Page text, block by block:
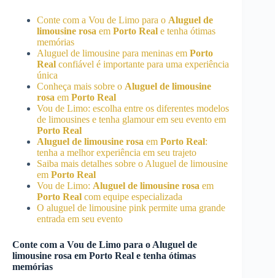
Conte com a Vou de Limo para o Aluguel de
limousine rosa em Porto Real e tenha ótimas
memórias
Aluguel de limousine para meninas em Porto
Real confiável é importante para uma experiência
única
Conheça mais sobre o Aluguel de limousine
rosa em Porto Real
Vou de Limo: escolha entre os diferentes modelos
de limousines e tenha glamour em seu evento em
Porto Real
Aluguel de limousine rosa em Porto Real:
tenha a melhor experiência em seu trajeto
Saiba mais detalhes sobre o Aluguel de limousine
em Porto Real
Vou de Limo: Aluguel de limousine rosa em
Porto Real com equipe especializada
O aluguel de limousine pink permite uma grande
entrada em seu evento
Conte com a Vou de Limo para o Aluguel de
limousine rosa em Porto Real e tenha ótimas
memórias